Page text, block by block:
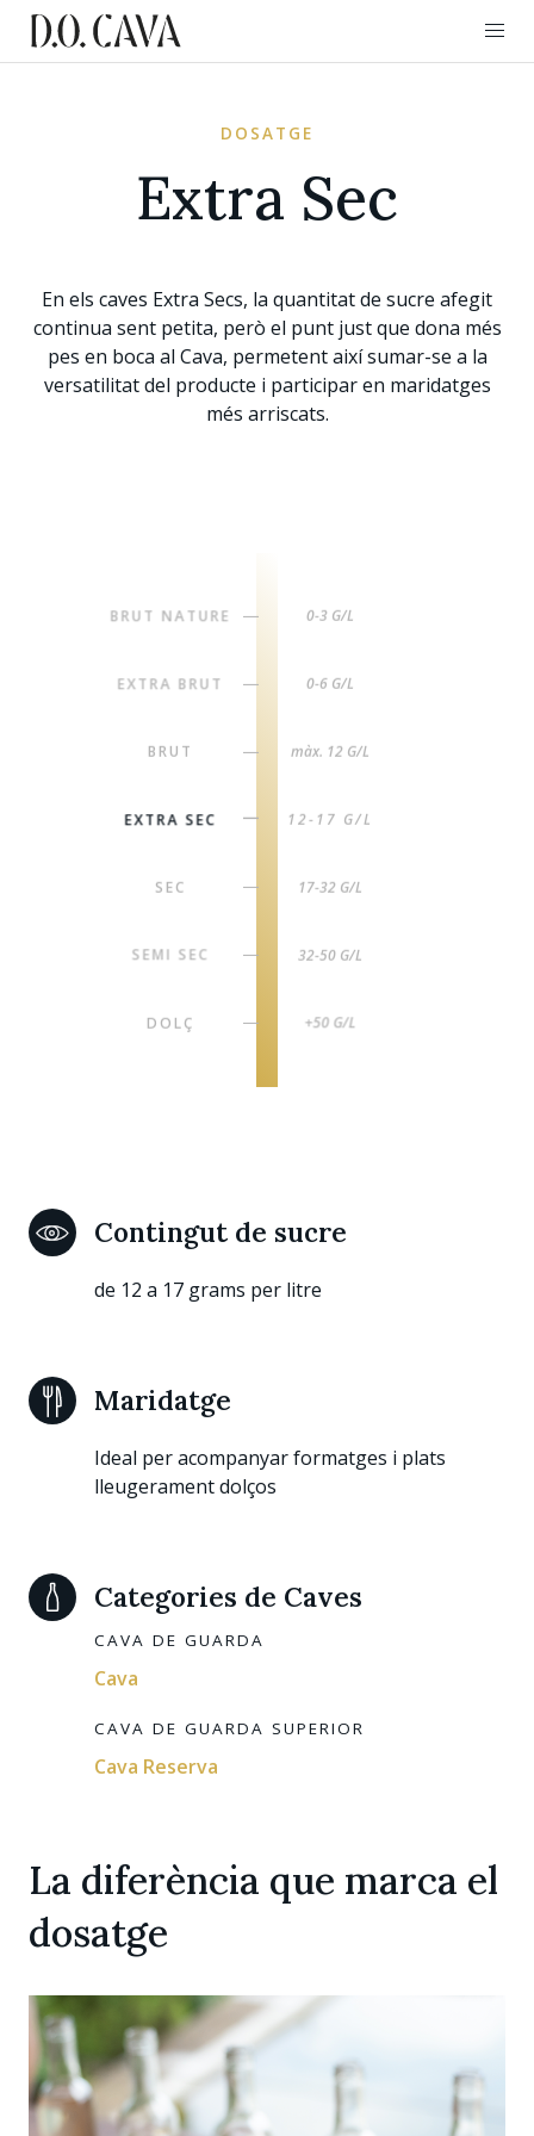
DOSATGE
Extra Sec
En els caves Extra Secs, la quantitat de sucre afegit
continua sent petita, però el punt just que dona més
pes en boca al Cava, permetent així sumar-se a la
versatilitat del producte i participar en maridatges
més arriscats.
BRUT NATURE | 0-3 G/L
EXTRA BRUT | 0-6 G/L
BRUT | màx. 12 G/L
EXTRA SEC | 12-17 G/L
SEC | 17-32 G/L
SEMI SEC | 32-50 G/L
DOLÇ | +50 G/L
Contingut de sucre
de 12 a 17 grams per litre
Maridatge
Ideal per acompanyar formatges i plats
lleugerament dolços
Categories de Caves
CAVA DE GUARDA
Cava
CAVA DE GUARDA SUPERIOR
Cava Reserva
La diferència que marca el
dosatge